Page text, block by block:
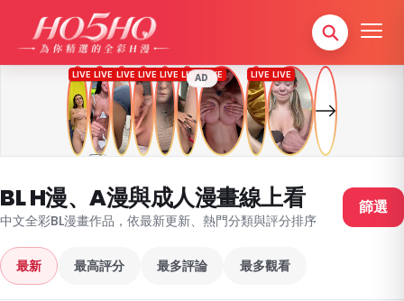
AD
BL H漫、A漫與成人漫畫線上看
中文全彩BL漫畫作品，依最新更新、熱門分類與評分排序
篩選
最新 最高評分 最多評論 最多觀看